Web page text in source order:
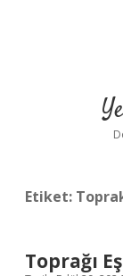
Etiket:
Toprağı